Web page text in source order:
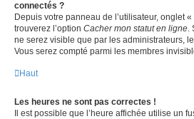
connectés ?
Depuis votre panneau de l’utilisateur, onglet
trouverez l’option Cacher mon statut en ligne.
ne serez visible que par les administrateurs,
Vous serez compté parmi les membres
Haut
Les heures ne sont pas correctes !
Il est possible que l’heure affichée utilise un